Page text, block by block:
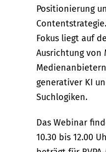
Positionierung
Fokus liegt auf
Ausrichtung von
generativer KI
Suchlogiken.
Das Webinar
10.30 bis 12.00